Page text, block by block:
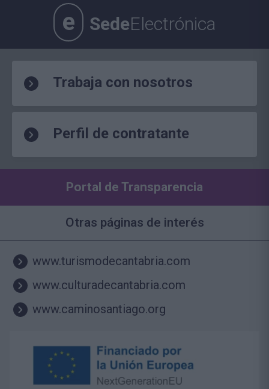
e SedeElectrónica
Trabaja con nosotros
Perfil de contratante
Portal de Transparencia
Otras páginas de interés
www.turismodecantabria.com
www.culturadecantabria.com
www.caminosantiago.org